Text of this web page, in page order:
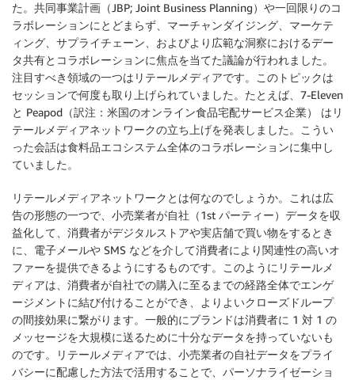
た。共同事業計画（JBP; Joint Business Planning）や一回限りのコ
ラボレーションにとどまらず、マーチャンダイジング、マーケテ
ィング、サプライチェーン、およびより広範な洞察におけるデー
タ共有とコラボレーションに焦点を当てた議論が行われました。
注目すべき領域の一つはリテールメディアです。このトピックは
セッションで何度も取り上げられていました。たとえば、7-Eleven
と Peapod（訳注：米国のオンライン食品宅配サービス企業） はリ
テールメディアネットワークの立ち上げを発表しました。こうい
った会話は食料品エコシステム全体のコラボレーションに集中し
ていました。
リテールメディアネットワークとは何なのでしょうか。これは広
告の形態の一つで、小売業者が自社（1st パーティー）データを収
益化して、消費者がデジタルストアや実店舗で買い物をするとき
に、電子メールや SMS などを介して消費者により関連性の高いオ
ファーを提供できるようにするものです。このようにリテールメ
ディアは、消費者が自社での購入に至るまでの経路全体でエンゲ
ージメントに結び付けることができ、よりよいクローズドループ
の間接効果に繋がります。一般的にブランドは消費者に 1 対 1 の
メッセージを大規模に送るために十分なデータを持っていないも
のです。リテールメディアでは、小売業者の自社データをプライ
バシーに配慮した方法で活用することで、パーソナライゼーショ